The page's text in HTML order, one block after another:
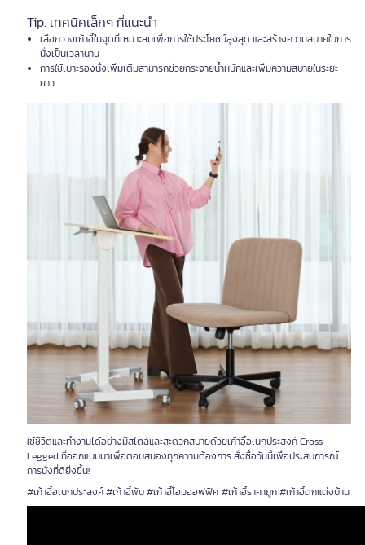
Tip. เทคนิคเล็กๆ ที่แนะนำ
เลือกวางเก้าอี้ในจุดที่เหมาะสมเพื่อการใช้ประโยชน์สูงสุด และสร้างความสบายในการ
นั่งเป็นเวลานาน
การใช้เบาะรองนั่งเพิ่มเติมสามารถช่วยกระจายน้ำหนักและเพิ่มความสบายในระยะ
ยาว
ใช้ชีวิตและทำงานได้อย่างมีสไตล์และสะดวกสบายด้วยเก้าอี้อเนกประสงค์ Cross
Legged ที่ออกแบบมาเพื่อตอบสนองทุกความต้องการ สั่งซื้อวันนี้เพื่อประสบการณ์
การนั่งที่ดียิ่งขึ้น!
#เก้าอี้อเนกประสงค์ #เก้าอี้พับ #เก้าอี้โฮมออฟฟิศ #เก้าอี้ราคาถูก #เก้าอี้ตกแต่งบ้าน